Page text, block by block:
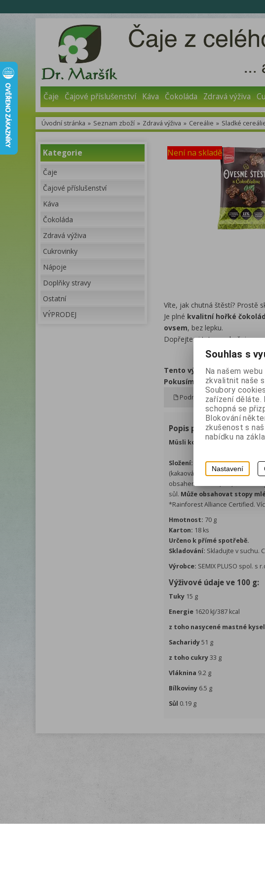
Čaje Čajové příslušenství Káva Čokoláda Zdravá výživa
Úvodní stránka » Seznam zboží » Zdravá výživa » Cereálie » Sladké
Kategorie
Čaje
Čajové příslušenství
Káva
Čokoláda
Zdravá výživa
Cukrovinky
Nápoje
Doplňky stravy
Ostatní
VÝPRODEJ
Není na skladě
Víte, jak chutná štěstí? Prostě
Je plné kvalitní hořké
ovsem, bez lepku.
Dopřejte si tuto neobyčejnou
Tento výrobek aktuálně
Pokusíme se ho pro Vás,
Podrobný popis
Popis produktu -
Müsli kousky s ovocem a
Složení: Datlová pasta 38 %,
(kakaová hmota*, cukr, kakaové
obsahem tuku* 0,9 %,
sůl. Může obsahovat stopy
*Rainforest Alliance Certified.
Hmotnost: 70 g
Karton: 18 ks
Určeno k přímé spotřebě.
Skladování: Skladujte v suchu.
Výrobce: SEMIX PLUSO spol. s
Výživové údaje ve 100 g:
Tuky 15 g
Energie 1620 kJ/387 kcal
z toho nasycené mastné
Sacharidy51 g
z toho cukry33 g
Vláknina 9.2 g
Bílkoviny 6.5 g
Sůl 0.19 g
Souhlas s
Na našem
zkvalitnit naše
Soubory
zařízení děláte.
schopná se
Blokování
zkušenost s
nabídku na
Nastavení